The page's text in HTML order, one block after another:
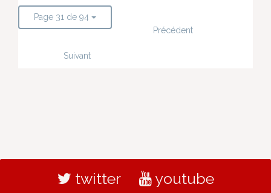
Page 31 de 94
Précédent
Suivant
twitter youtube